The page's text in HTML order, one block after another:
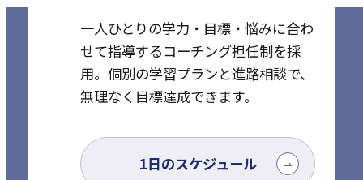
一人ひとりの学力・目標・悩みに合わ
せて指導するコーチング担任制を採
用。 個別の学習プランと進路相談で、
無理なく目標達成できます。
1日のスケジュール